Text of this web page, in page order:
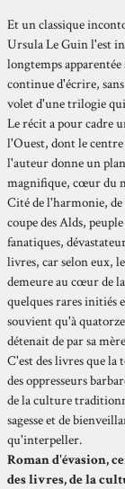
Et un classique
Ursula Le Guin l'est
longtemps
continue d'écrire,
volet d'une trilogie
Le récit a pour cadre
l'Ouest, dont le
l'auteur donne un
magnifique, cœur du
Cité de l'harmonie, de
coupe des Alds,
fanatiques,
livres, car selon eux,
demeure au cœur de
quelques rares initiés
souvient qu'à
détenait de par sa
C'est des livres que
des oppresseurs
de la culture
sagesse et de
qu'interpeller.
Roman d'évasion,
des livres, de la